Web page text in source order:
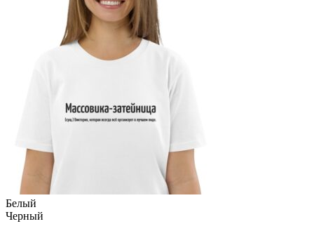
Белый
Черный